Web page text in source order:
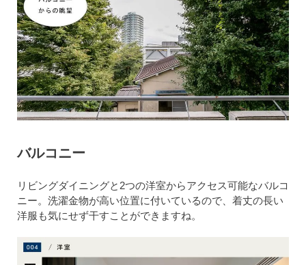
バルコニー
リビングダイニングと2つの洋室からアクセス可能なバルコ
ニー。洗濯金物が高い位置に付いているので、着丈の長い
洋服も気にせず干すことができますね。